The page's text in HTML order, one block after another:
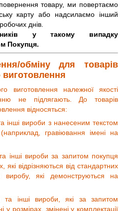
повернення товару, ми повертаємо
карту або надсилаємо інший
днів.
у такому випадку
Покупця.
обміну для товарів
виготовлення
виготовлення належної якості
не підлягають. До товарів
відносяться:
інші вироби з нанесеним текстом
гравіювання імені на
інші вироби за запитом покупця
які відрізняються від стандартних
виробу, які демонструються на
та інші вироби, які за запитом
у розмірах, змінені у комплектації